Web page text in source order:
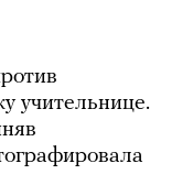
учительнице.